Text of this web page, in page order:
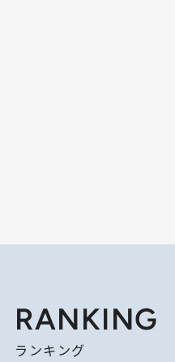
RANKING
ランキング